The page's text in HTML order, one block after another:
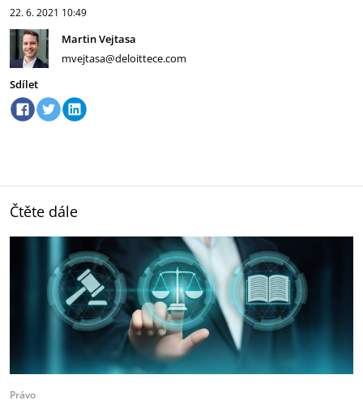
22. 6. 2021 10:49
Martin Vejtasa
mvejtasa@deloittece.com
Sdílet
Čtěte dále
Právo